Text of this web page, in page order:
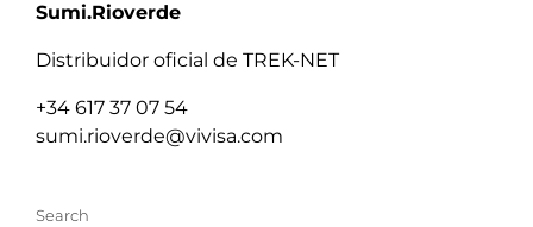
Sumi.Rioverde
Distribuidor oficial de TREK-NET
+34 617 37 07 54
sumi.rioverde@vivisa.com
Search